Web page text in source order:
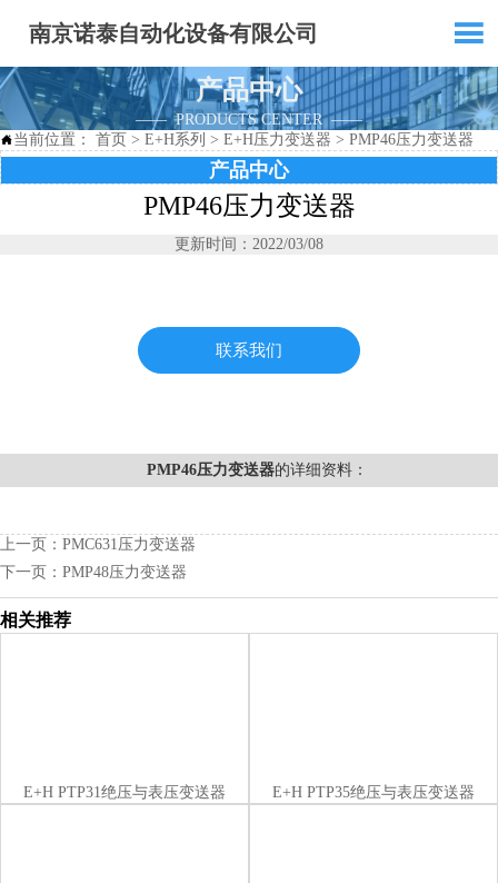
南京诺泰自动化设备有限公司 
产品中心
—— PRODUCTS CENTER ——
当前位置： 首页 > E+H系列 > E+H压力变送器 > PMP46压力变送器
产品中心
PMP46压力变送器
更新时间：2022/03/08
联系我们
PMP46压力变送器的详细资料：
上一页： PMC631压力变送器
下一页： PMP48压力变送器
相关推荐
E+H PTP31绝压与表压变送器 E+H PTP35绝压与表压变送器